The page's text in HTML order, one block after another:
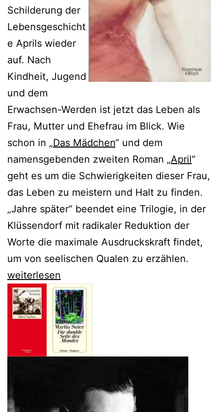
Schilderung der
Lebensgeschicht
e Aprils wieder
auf. Nach
Kindheit, Jugend
und dem
Erwachsen-Werden ist jetzt das Leben als
Frau, Mutter und Ehefrau im Blick. Wie
schon in „Das Mädchen“ und dem
namensgebenden zweiten Roman „April“
geht es um die Schwierigkeiten dieser Frau,
das Leben zu meistern und Halt zu finden.
„Jahre später“ beendet eine Trilogie, in der
Klüssendorf mit radikaler Reduktion der
Worte die maximale Ausdruckskraft findet,
um von seelischen Qualen zu erzählen.
Angelika
Klüssendorf
beendet
mit
später“
über
weiterlesen